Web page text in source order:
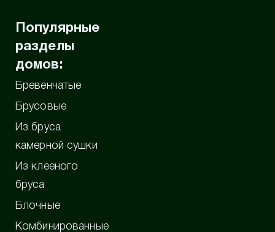
Популярные
разделы
домов:
Бревенчатые
Брусовые
Из бруса
камерной сушки
Из клееного
бруса
Блочные
Комбинированные